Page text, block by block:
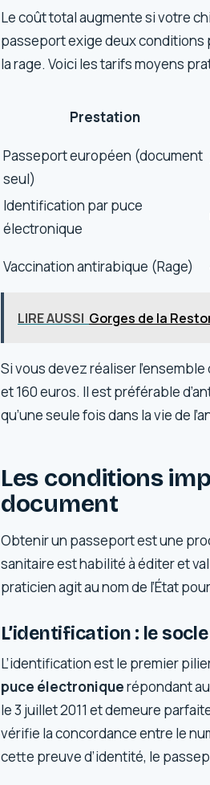
Le coût total augmente si votre
passeport exige deux conditions
la rage. Voici les tarifs moyens
Prestation
Passeport européen (document
seul)
Identification par puce
électronique
Vaccination antirabique (Rage)
LIRE AUSSI Gorges de la
Si vous devez réaliser
et 160 euros. Il est préférable
qu’une seule fois dans la vie de
Les conditions
document
Obtenir un passeport est une
sanitaire est habilité à éditer et
praticien agit au nom de l’État
L’identification : le
L’identification est le premier
puce électroniquerépondant
le 3 juillet 2011 et demeure
vérifie la concordance entre le
cette preuve d’identité, le